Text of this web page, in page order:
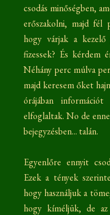
csodás minőségben,
erőszakolni, majd fél
hogy várjak a kezelő
fizessek? És kérdem
Néhány perc múlva
majd keresem őket
órájában
elfoglaltak. No de
bejegyzésben... talán.
Egyenlőre ennyit
Ezek a tények
hogy használjuk a
hogy kíméljük, de